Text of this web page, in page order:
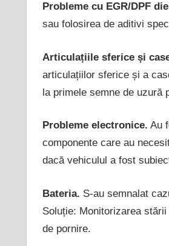
Probleme cu EGR/DPF
sau folosirea de aditivi
Articulațiile sferice și
articulațiilor sferice și a
la primele semne de uzură
Probleme electronice. Au
componente care au
dacă vehiculul a fost
Bateria. S-au semnalat
Soluție: Monitorizarea
de pornire.